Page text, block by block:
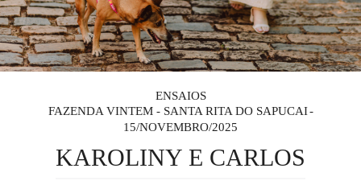
ENSAIOS
FAZENDA VINTEM - SANTA RITA DO SAPUCAI
15/NOVEMBRO/2025
KAROLINY E CARLOS